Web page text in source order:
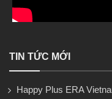
TIN TỨC MỚI
Happy Plus ERA